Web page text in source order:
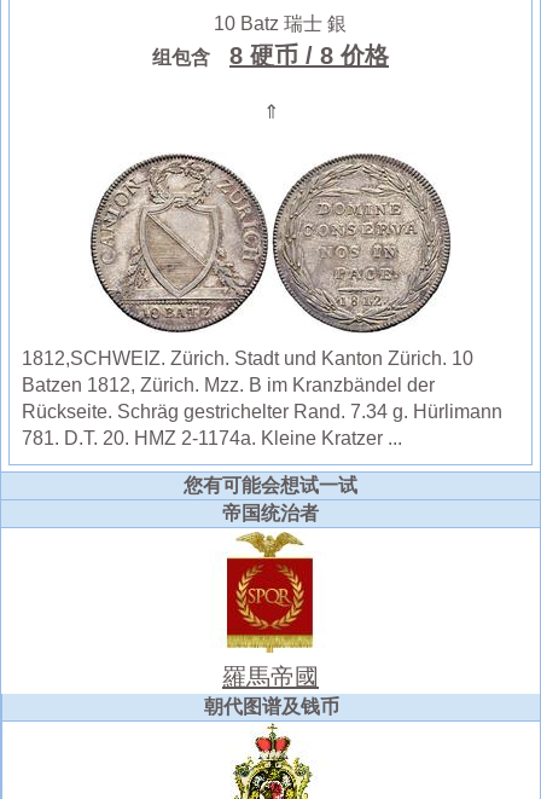
10 Batz 瑞士 銀
组包含
8 硬币 / 8 价格
⇑
1812,SCHWEIZ. Zürich. Stadt und Kanton Zürich. 10
Batzen 1812, Zürich. Mzz. B im Kranzbändel der
Rückseite. Schräg gestrichelter Rand. 7.34 g. Hürlimann
781. D.T. 20. HMZ 2-1174a. Kleine Kratzer ...
您有可能会想试一试
帝国统治者
羅馬帝國
朝代图谱及钱币